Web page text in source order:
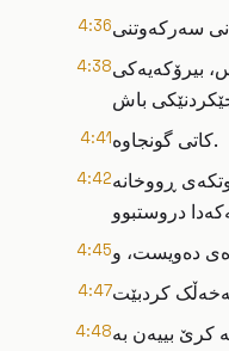
4:36
4:38بیرۆکەیەکی
4:41 کاتی گونجاوە.
4:42ڕووخانە
دروستبوو
4:45دەویست، و
4:47کردبێت
4:48کرێ بییەن بە